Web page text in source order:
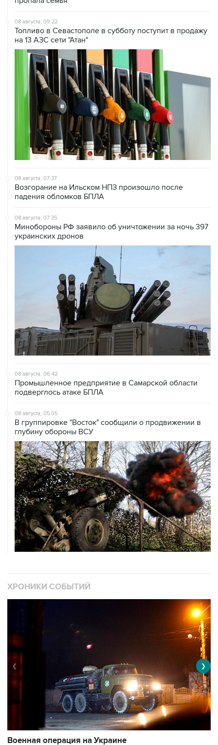
08 августа, 09:22
Топливо в Севастополе в субботу поступит в продажу
на 13 АЗС сети "Атан"
08 августа, 07:37
Возгорание на Ильском НПЗ произошло после
падения обломков БПЛА
08 августа, 07:35
Минобороны РФ заявило об уничтожении за ночь 397
украинских дронов
08 августа, 06:42
Промышленное предприятие в Самарской области
подверглось атаке БПЛА
08 августа, 05:05
В группировке "Восток" сообщили о продвижении в
глубину обороны ВСУ
ХРОНИКИ СОБЫТИЙ
Военная операция на Украине
❮ ❯